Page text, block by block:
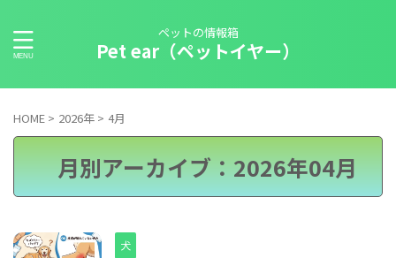
ペットの情報箱
Pet ear（ペットイヤー）
HOME > 2026年 > 4月
月別アーカイブ：2026年04月
犬